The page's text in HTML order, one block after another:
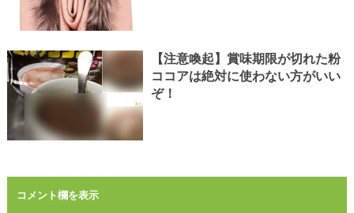
【注意喚起】賞味期限が切れた粉
ココアは絶対に使わない方がいい
ぞ！
コメント欄を表示